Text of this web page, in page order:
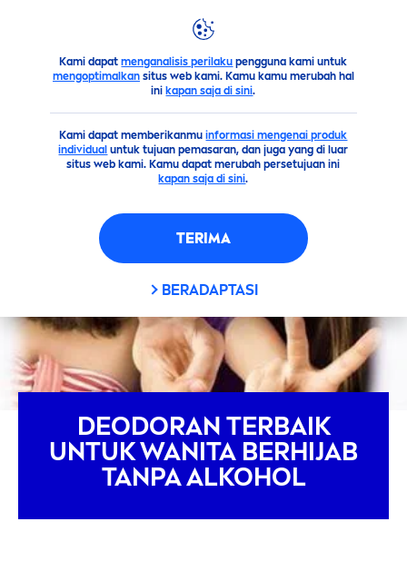
Kami dapatmenganalisis perilaku pengguna kami untuk
mengoptimalkansitus web kami. Kamu kamu merubah hal
ini kapan saja di sini.
Kami dapat memberikanmuinformasi mengenai produk
individual untuk tujuan pemasaran, dan juga yang di luar
situs web kami. Kamu dapat merubah persetujuan ini
kapan saja di sini.
TERIMA
BERADAPTASI
Saran Deodoran Terbaik Untuk Wanita Berhijab Tanpa
DEODORAN TERBAIK
UNTUK WANITA BERHIJAB
TANPA ALKOHOL